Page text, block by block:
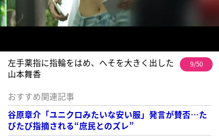
左手薬指に指輪をはめ、へそを大きく出した
山本舞香
9/50
おすすめ関連記事
谷原章介「ユニクロみたいな安い服」発言が賛否…た
びたび指摘される“庶民とのズレ”